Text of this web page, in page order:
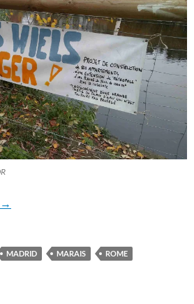
Des marais en lutte en Europe
→
MADRID MARAIS
ROME